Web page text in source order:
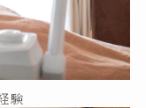
験